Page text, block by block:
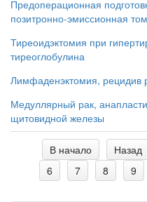
Предоперационная
позитронно-эмиссионная
Тиреоидэктомия при
тиреоглобулина
Лимфаденэктомия, рецидив
Медуллярный рак,
щитовидной железы
В начало Назад
6
7 8 9